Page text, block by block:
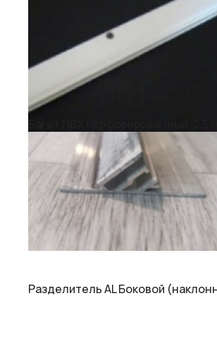
Багет ПВХ перфорированный, 2.5
Разделитель АL Боковой